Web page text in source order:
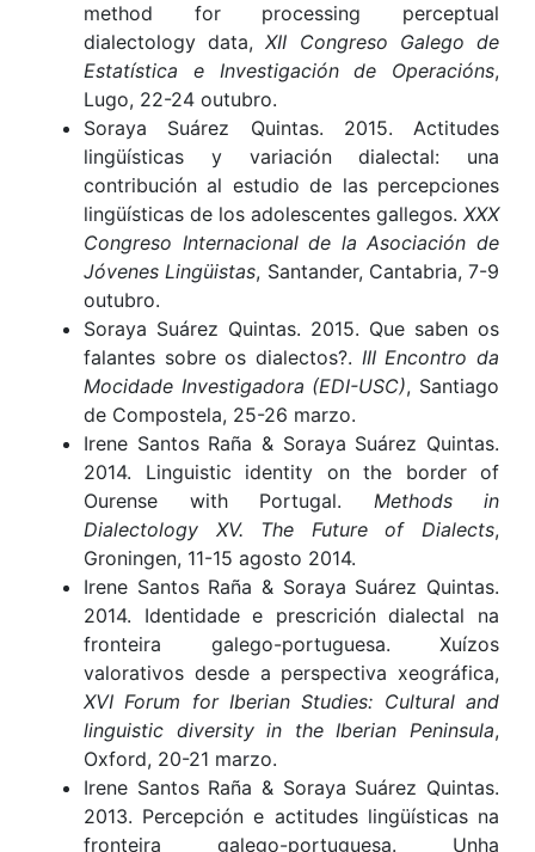
method for processing perceptual
dialectology data,XII Congreso Galego de
Estatística e Investigación de Operacións,
Lugo, 22-24 outubro.
Soraya Suárez Quintas. 2015. Actitudes
lingüísticas y variación dialectal: una
contribución al estudio de las percepciones
lingüísticas de los adolescentes gallegos. XXX
Congreso Internacional de la Asociación de
Jóvenes Lingüistas, Santander, Cantabria, 7-9
outubro.
Soraya Suárez Quintas. 2015. Que saben os
falantes sobre os dialectos?. III Encontro da
Mocidade Investigadora (EDI-USC), Santiago
de Compostela, 25-26 marzo.
Irene Santos Raña & Soraya Suárez Quintas.
2014. Linguistic identity on the border of
Ourense with Portugal. Methods in
Dialectology XV. The Future of Dialects,
Groningen, 11-15 agosto 2014.
Irene Santos Raña & Soraya Suárez Quintas.
2014. Identidade e prescrición dialectal na
fronteira galego-portuguesa. Xuízos
valorativos desde a perspectiva xeográfica,
XVI Forum for Iberian Studies: Cultural and
linguistic diversity in the Iberian Peninsula,
Oxford, 20-21 marzo.
Irene Santos Raña & Soraya Suárez Quintas.
2013. Percepción e actitudes lingüísticas na
fronteira galego-portuguesa. Unha